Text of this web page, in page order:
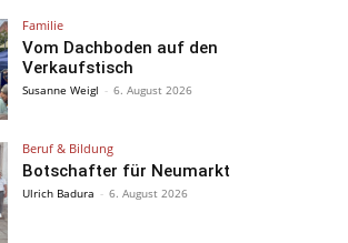
Familie
Vom Dachboden auf den
Verkaufstisch
Susanne Weigl - 6. August 2026
Beruf & Bildung
Botschafter für Neumarkt
Ulrich Badura - 6. August 2026